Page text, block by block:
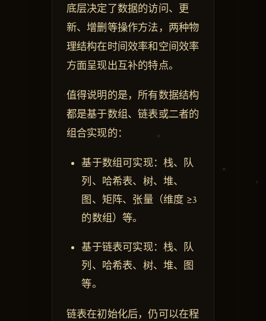
底层决定了数据的访问、更
新、增删等操作方法，两种物
理结构在时间效率和空间效率
方面呈现出互补的特点。
值得说明的是，所有数据结构
都是基于数组、链表或二者的
组合实现的：
基于数组可实现：栈、队
列、哈希表、树、堆、
图、矩阵、张量（维度 ≥3
的数组）等。
基于链表可实现：栈、队
列、哈希表、树、堆、图
等。
链表在初始化后，仍可以在程